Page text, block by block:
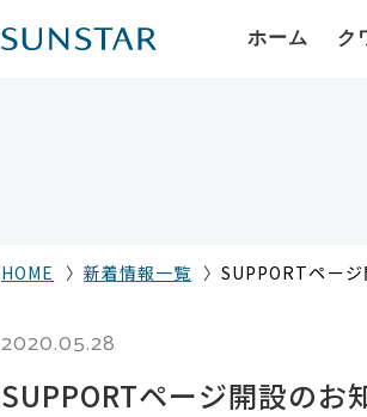
ホーム ク
HOME 新着情報一覧 SUPPORTペー
2020.05.28
SUPPORTページ開設のお